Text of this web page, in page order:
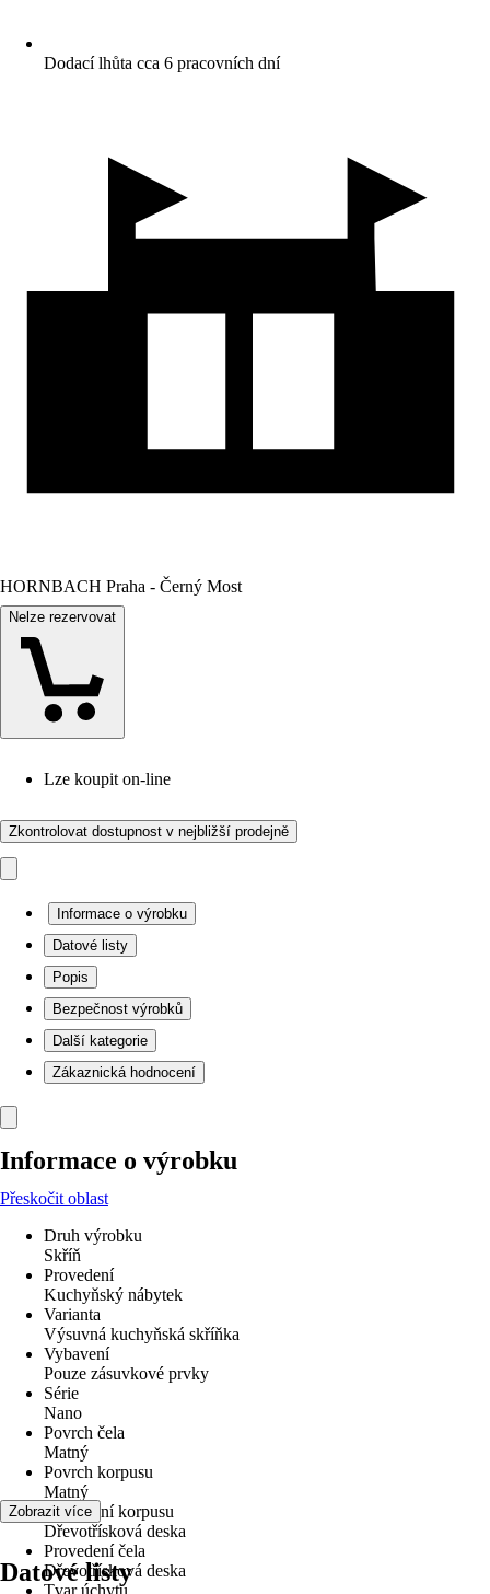
Dodací lhůta cca 6 pracovních dní
HORNBACH Praha - Černý Most
Nelze rezervovat
Lze koupit on-line
Zkontrolovat dostupnost v nejbližší prodejně
Informace o výrobku
Datové listy
Popis
Bezpečnost výrobků
Další kategorie
Zákaznická hodnocení
Informace o výrobku
Přeskočit oblast
Druh výrobku
Skříň
Provedení
Kuchyňský nábytek
Varianta
Výsuvná kuchyňská skříňka
Vybavení
Pouze zásuvkové prvky
Série
Nano
Povrch čela
Matný
Povrch korpusu
Matný
Provedení korpusu
Dřevotřísková deska
Provedení čela
Dřevotřísková deska
Tvar úchytu
Zobrazit více
Datové listy